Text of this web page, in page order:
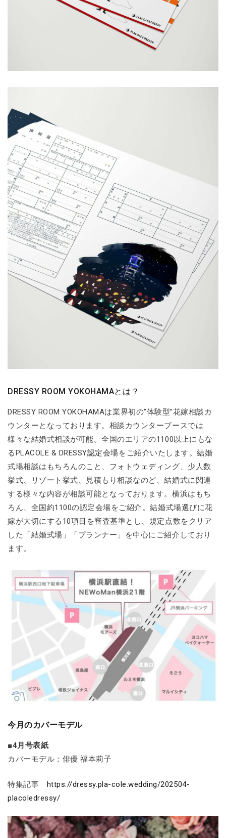
DRESSY ROOM YOKOHAMAとは？
DRESSY ROOM YOKOHAMAは業界初の“体験型”花嫁相談カ
ウンターとなっております。相談カウンターブースでは
様々な結婚式相談が可能。全国のエリアの1100以上にもな
るPLACOLE & DRESSY認定会場をご紹介いたします。結婚
式場相談はもちろんのこと、フォトウェディング、少人数
挙式、リゾート挙式、見積もり相談なのど、結婚式に関連
する様々な内容が相談可能となっております。横浜はもち
ろん、全国約1100の認定会場をご紹介。結婚式場選びに花
嫁が大切にする10項目を審査基準とし、規定点数をクリア
した「結婚式場」「プランナー」を中心にご紹介しており
ます。
今月のカバーモデル
■4月号表紙
カバーモデル：俳優 福本莉子
特集記事 https://dressy.pla-cole.wedding/202504-
placoledressy/